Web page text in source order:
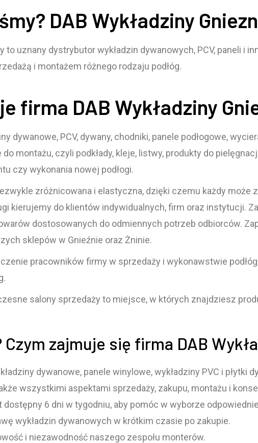
DAB Wykładziny
to uznany dystrybutor wykładzin dywanowych, PCV, paneli i
i montażem różnego rodzaju podłóg.
firma DAB Wykładziny
dywanowe, PCV, dywany, chodniki, panele podłogowe,
do montażu, czyli podkłady, kleje, listwy, produkty do
czy wykonania nowej podłogi.
zróżnicowana i elastyczna, dzięki czemu każdy może
kierujemy do klientów indywidualnych, firm oraz instytucji.
dostosowanych do odmiennych potrzeb odbiorców.
sklepów w Gnieźnie oraz Żninie.
pracowników firmy w sprzedaży i wykonawstwie
salony sprzedaży to miejsce, w których znajdziesz
zajmuje się firma DAB
dywanowe, panele winylowe, wykładziny PVC i płytki
wszystkimi aspektami sprzedaży, zakupu, montażu i
dostępny 6 dni w tygodniu, aby pomóc w wyborze
wykładzin dywanowych w krótkim czasie po zakupie.
i niezawodność naszego zespołu monterów.